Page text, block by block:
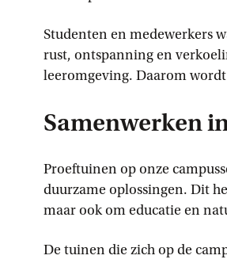
Studenten en medewerkers
rust, ontspanning en
leeromgeving. Daarom
Samenwerken
Proeftuinen op onze
duurzame oplossingen. Dit
maar ook om educatie en
De tuinen die zich op de